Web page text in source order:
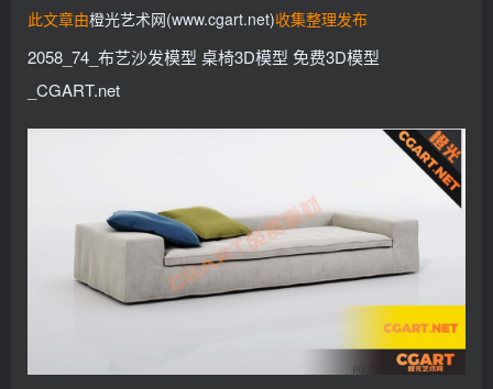
此文章由橙光艺术网(www.cgart.net)收集整理发布
2058_74_布艺沙发模型 桌椅3D模型 免费3D模型
_CGART.net
登录密码
记住登录